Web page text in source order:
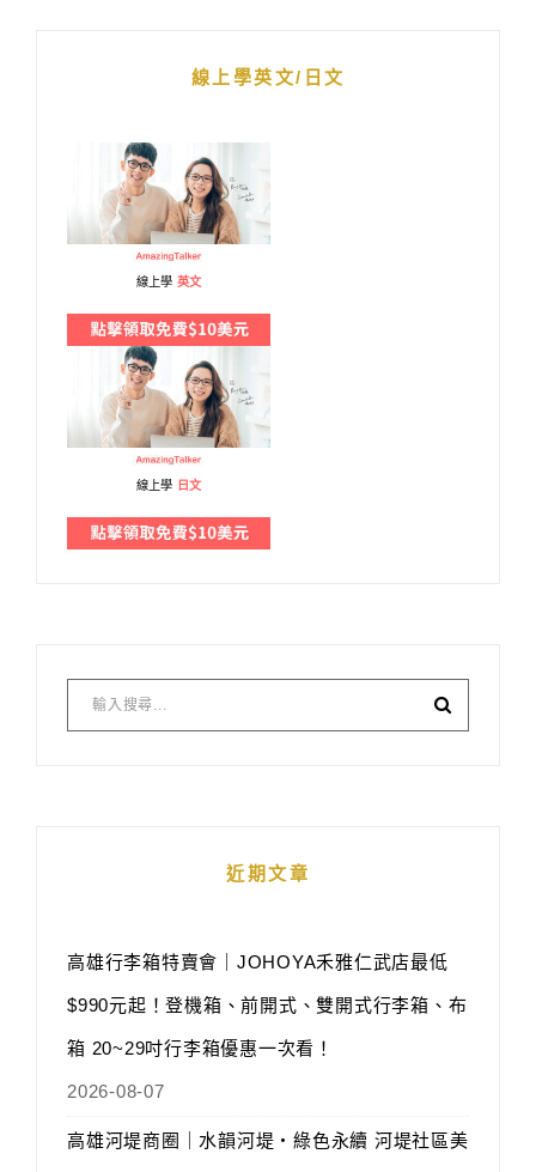
線上學英文/日文
線上學 英文
線上學 日文
近期文章
高雄行李箱特賣會｜JOHOYA禾雅仁武店最低
$990元起！登機箱、前開式、雙開式行李箱、布
箱 20~29吋行李箱優惠一次看！
2026-08-07
高雄河堤商圈｜水韻河堤‧綠色永續 河堤社區美